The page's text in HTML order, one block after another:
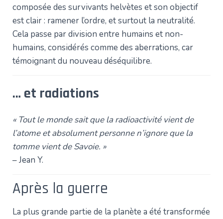
composée des survivants helvètes et son objectif
est clair : ramener l’ordre, et surtout la neutralité.
Cela passe par division entre humains et non-
humains, considérés comme des aberrations, car
témoignant du nouveau déséquilibre.
… et radiations
« Tout le monde sait que la radioactivité vient de
l’atome et absolument personne n’ignore que la
tomme vient de Savoie. »
– Jean Y.
Après la guerre
La plus grande partie de la planète a été transformée